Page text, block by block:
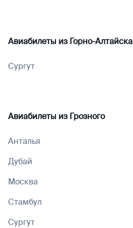
Авиабилеты изГорно-Алтайска
Сургут
Авиабилеты изГрозного
Анталья
Дубай
Москва
Стамбул
Сургут